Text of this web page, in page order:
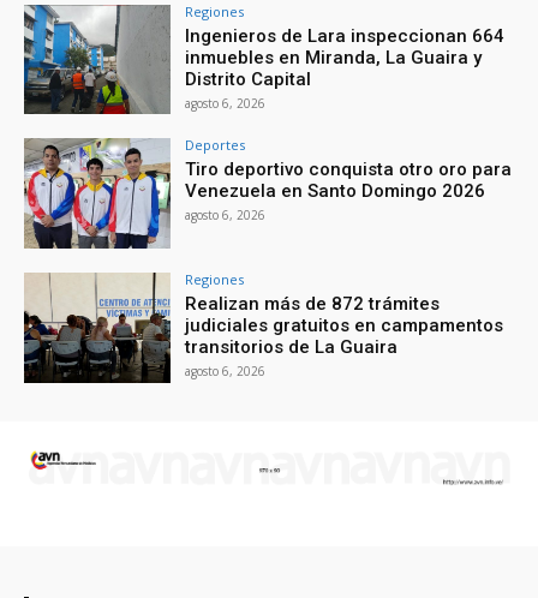
Regiones
Ingenieros de Lara inspeccionan 664
inmuebles en Miranda, La Guaira y
Distrito Capital
agosto 6, 2026
Deportes
Tiro deportivo conquista otro oro para
Venezuela en Santo Domingo 2026
agosto 6, 2026
Regiones
Realizan más de 872 trámites
judiciales gratuitos en campamentos
transitorios de La Guaira
agosto 6, 2026